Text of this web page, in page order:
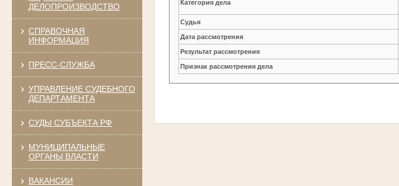
ДЕЛОПРОИЗВОДСТВО
СПРАВОЧНАЯ
ИНФОРМАЦИЯ
ПРЕСС-СЛУЖБА
УПРАВЛЕНИЕ СУДЕБНОГО
ДЕПАРТАМЕНТА
СУДЫ СУБЪЕКТА РФ
МУНИЦИПАЛЬНЫЕ
ОРГАНЫ ВЛАСТИ
ВАКАНСИИ
Категория дела
Судья
Дата рассмотрения
Результат рассмотрения
Признак рассмотрения дела